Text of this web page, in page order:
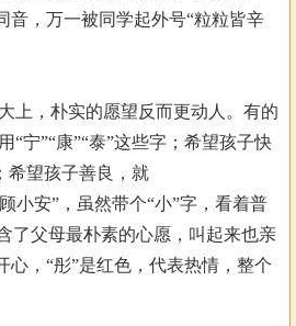
音，万一被同学起外号“粒粒皆辛
上，朴实的愿望反而更动人。有的
“宁”“康”“泰”这些字；希望孩子快
希望孩子善良，就
小安”，虽然带个“小”字，看着普
了父母最朴素的心愿，叫起来也亲
心，“彤”是红色，代表热情，整个